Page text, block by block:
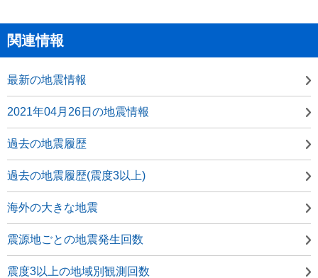
関連情報
最新の地震情報
2021年04月26日の地震情報
過去の地震履歴
過去の地震履歴(震度3以上)
海外の大きな地震
震源地ごとの地震発生回数
震度3以上の地域別観測回数